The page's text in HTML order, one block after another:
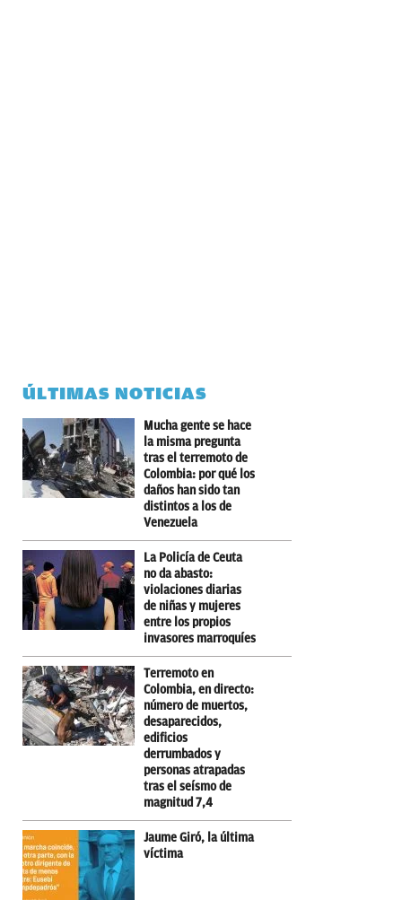
ÚLTIMAS NOTICIAS
Mucha gente se hace
la misma pregunta
tras el terremoto de
Colombia: por qué los
daños han sido tan
distintos a los de
Venezuela
La Policía de Ceuta
no da abasto:
violaciones diarias
de niñas y mujeres
entre los propios
invasores marroquíes
Terremoto en
Colombia, en directo:
número de muertos,
desaparecidos,
edificios
derrumbados y
personas atrapadas
tras el seísmo de
magnitud 7,4
Jaume Giró, la última
víctima